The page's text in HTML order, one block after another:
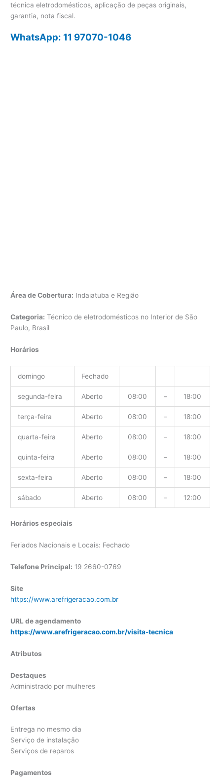
técnica eletrodomésticos, aplicação de peças originais,
garantia, nota fiscal.
WhatsApp: 11 97070-1046
Área de Cobertura: Indaiatuba e Região
Categoria: Técnico de eletrodomésticos no Interior de São
Paulo, Brasil
Horários
domingo Fechado
segunda-feira Aberto 08:00 – 18:00
terça-feira Aberto 08:00 – 18:00
quarta-feira Aberto 08:00 – 18:00
quinta-feira Aberto 08:00 – 18:00
sexta-feira Aberto 08:00 – 18:00
sábado Aberto 08:00 – 12:00
Horários especiais
Feriados Nacionais e Locais: Fechado
Telefone Principal: 19 2660-0769
Site
https://www.arefrigeracao.com.br
URL de agendamento
https://www.arefrigeracao.com.br/visita-tecnica
Atributos
Destaques
Administrado por mulheres
Ofertas
Entrega no mesmo dia
Serviço de instalação
Serviços de reparos
Pagamentos